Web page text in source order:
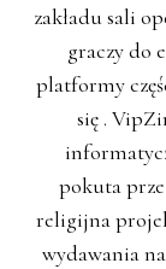
zakładu sali
graczy do
platformy
się .
pokuta
religijna
wydawania